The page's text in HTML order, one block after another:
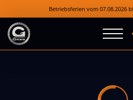
Betriebsferien vom 07.08.2026